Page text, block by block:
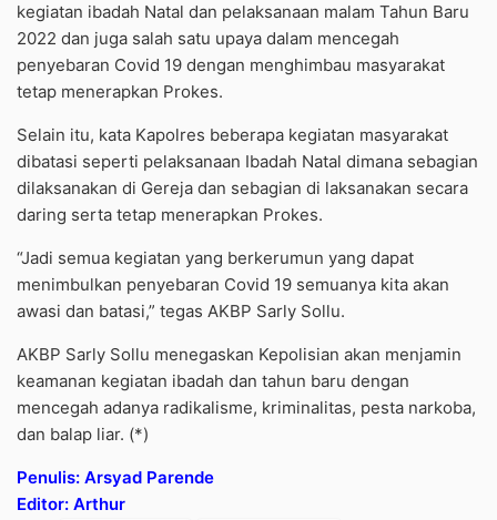
kegiatan ibadah Natal dan pelaksanaan malam Tahun Baru
2022 dan juga salah satu upaya dalam mencegah
penyebaran Covid 19 dengan menghimbau masyarakat
tetap menerapkan Prokes.
Selain itu, kata Kapolres beberapa kegiatan masyarakat
dibatasi seperti pelaksanaan Ibadah Natal dimana sebagian
dilaksanakan di Gereja dan sebagian di laksanakan secara
daring serta tetap menerapkan Prokes.
“Jadi semua kegiatan yang berkerumun yang dapat
menimbulkan penyebaran Covid 19 semuanya kita akan
awasi dan batasi,” tegas AKBP Sarly Sollu.
AKBP Sarly Sollu menegaskan Kepolisian akan menjamin
keamanan kegiatan ibadah dan tahun baru dengan
mencegah adanya radikalisme, kriminalitas, pesta narkoba,
dan balap liar. (*)
Penulis: Arsyad Parende
Editor: Arthur